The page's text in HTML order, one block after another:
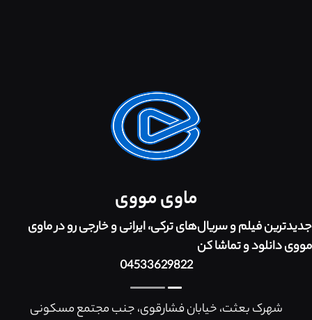
ماوی مووی
جدیدترین فیلم و سریال‌های ترکی، ایرانی و خارجی رو در ماوی
مووی دانلود و تماشا کن
04533629822
شهرک بعثت، خیابان فشارقوی، جنب مجتمع مسکونی